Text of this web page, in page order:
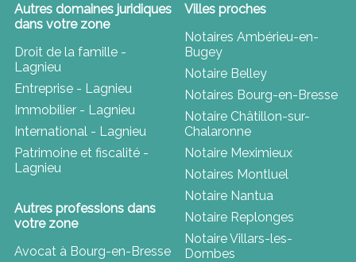
Autres domaines juridiques
dans votre zone
Droit de la famille -
Lagnieu
Entreprise - Lagnieu
Immobilier - Lagnieu
International - Lagnieu
Patrimoine et fiscalité -
Lagnieu
Autres professions dans
votre zone
Avocat à Bourg-en-Bresse
Villes proches
Notaires Ambérieu-en-
Bugey
Notaire Belley
Notaires Bourg-en-Bresse
Notaire Châtillon-sur-
Chalaronne
Notaire Meximieux
Notaires Montluel
Notaire Nantua
Notaire Replonges
Notaire Villars-les-
Dombes